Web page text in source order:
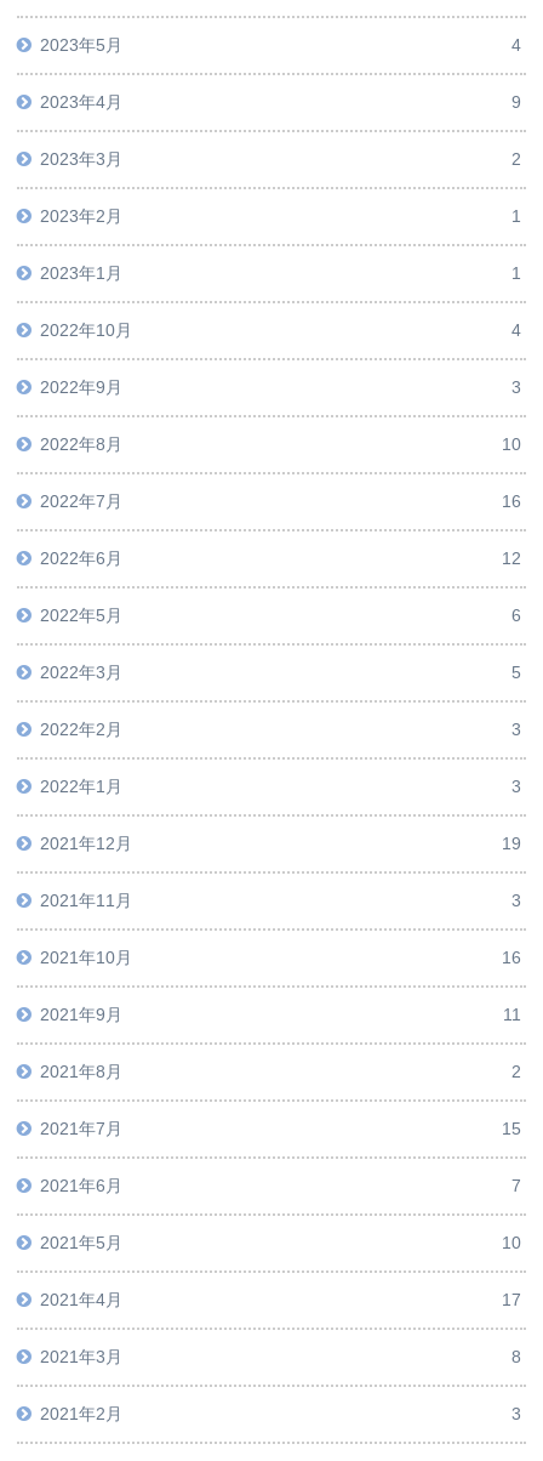
2023年5月 4
2023年4月 9
2023年3月 2
2023年2月 1
2023年1月 1
2022年10月 4
2022年9月 3
2022年8月 10
2022年7月 16
2022年6月 12
2022年5月 6
2022年3月 5
2022年2月 3
2022年1月 3
2021年12月 19
2021年11月 3
2021年10月 16
2021年9月 11
2021年8月 2
2021年7月 15
2021年6月 7
2021年5月 10
2021年4月 17
2021年3月 8
2021年2月 3